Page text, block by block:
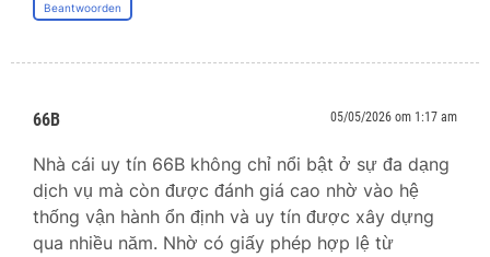
Beantwoorden
66B 05/05/2026 om 1:17 am
Nhà cái uy tín 66B không chỉ nổi bật ở sự đa dạng
dịch vụ mà còn được đánh giá cao nhờ vào hệ
thống vận hành ổn định và uy tín được xây dựng
qua nhiều năm. Nhờ có giấy phép hợp lệ từ